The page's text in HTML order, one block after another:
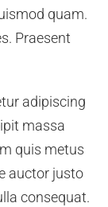
quam.
Praesent
adipiscing
massa
quis metus
auctor justo
consequat.